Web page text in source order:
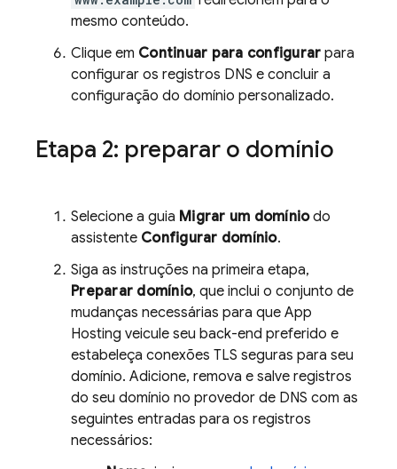
mesmo conteúdo.
Clique em Continuar para configurar para
configurar os registros DNS e concluir a
configuração do domínio personalizado.
Etapa 2: preparar o domínio
Selecione a guia Migrar um domíniodo
assistente Configurar domínio.
Siga as instruções na primeira etapa,
Preparar domínio, que inclui o conjunto de
mudanças necessárias para que App
Hosting veicule seu back-end preferido e
estabeleça conexões TLS seguras para seu
domínio. Adicione, remova e salve registros
do seu domínio no provedor de DNS com as
seguintes entradas para os registros
necessários: